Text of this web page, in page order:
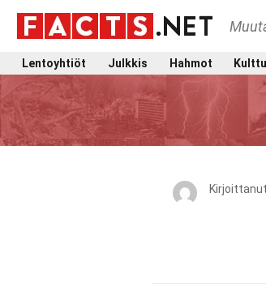
Lentoyhtiöt Julkkis Hahmot